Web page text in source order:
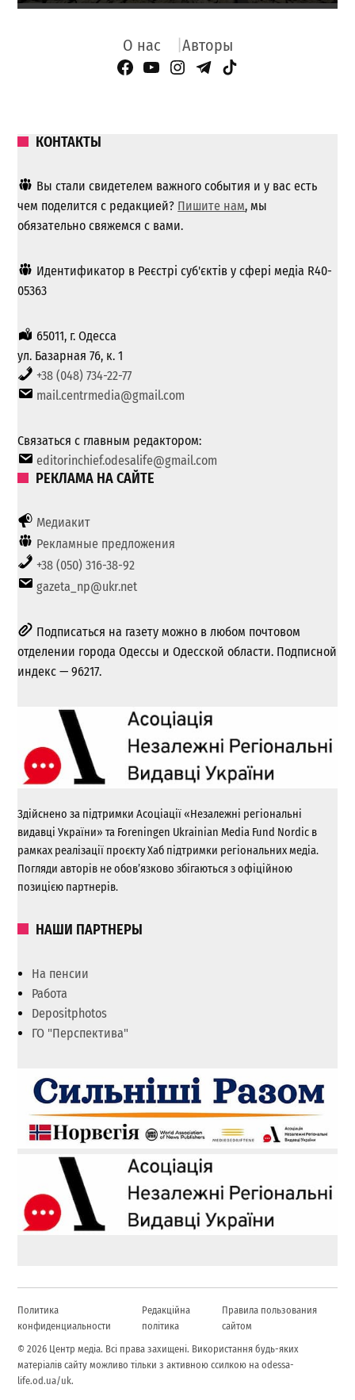
О нас Авторы
Facebook Page
YouTube
Instagram
Telegram
TikTok
КОНТАКТЫ
Вы стали свидетелем важного события и у вас есть
чем поделится с редакцией? Пишите нам, мы
обязательно свяжемся с вами.
Идентификатор в Реєстрі суб'єктів у сфері медіа R40-
05363
65011, г. Одесса
ул. Базарная 76, к. 1
+38 (048) 734-22-77
mail.centrmedia@gmail.com
Связаться с главным редактором:
editorinchief.odesalife@gmail.com
РЕКЛАМА НА САЙТЕ
Медиакит
Рекламные предложения
+38 (050) 316-38-92
gazeta_np@ukr.net
Подписаться на газету можно в любом почтовом
отделении города Одессы и Одесской области. Подписной
индекс — 96217.
Здійснено за підтримки Асоціації «Незалежні регіональні
видавці України» та Foreningen Ukrainian Media Fund Nordic в
рамках реалізації проєкту Хаб підтримки регіональних медіа.
Погляди авторів не обов’язково збігаються з офіційною
позицією партнерів.
НАШИ ПАРТНЕРЫ
На пенсии
Работа
Depositphotos
ГО "Перспектива"
Политика
конфиденциальности
Редакційна
політика
Правила пользования
сайтом
© 2026 Центр медіа. Всі права захищені. Використання будь-яких
матеріалів сайту можливо тільки з активною ссилкою на odessa-
life.od.ua/uk.